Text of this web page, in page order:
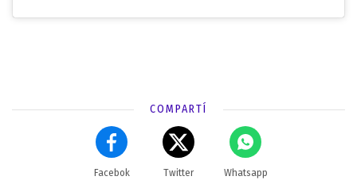
COMPARTÍ
Facebok Twitter Whatsapp